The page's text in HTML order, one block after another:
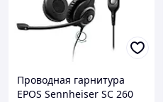
Проводная гарнитура
EPOS Sennheiser SC 260